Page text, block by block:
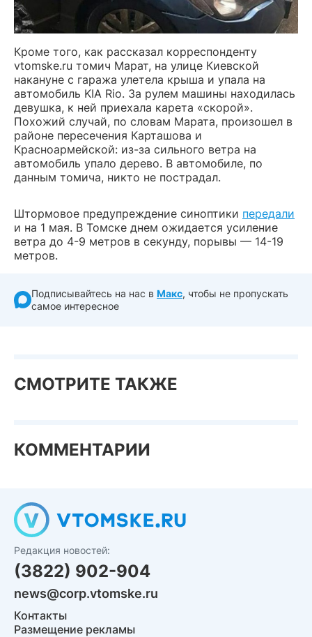
Кроме того, как рассказал корреспонденту
vtomske.ru томич Марат, на улице Киевской
накануне с гаража улетела крыша и упала на
автомобиль KIA Rio. За рулем машины находилась
девушка, к ней приехала карета «скорой».
Похожий случай, по словам Марата, произошел в
районе пересечения Карташова и
Красноармейской: из-за сильного ветра на
автомобиль упало дерево. В автомобиле, по
данным томича, никто не пострадал.
Штормовое предупреждение синоптики передали
и на 1 мая. В Томске днем ожидается усиление
ветра до 4-9 метров в секунду, порывы — 14-19
метров.
Подписывайтесь на нас в Макс, чтобы не пропускать
самое интересное
СМОТРИТЕ ТАКЖЕ
КОММЕНТАРИИ
Редакция новостей:
(3822) 902-904
news@corp.vtomske.ru
Контакты
Размещение рекламы